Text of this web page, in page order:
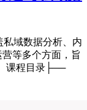
域数据分析、内
等多个方面，旨
课程目录├──